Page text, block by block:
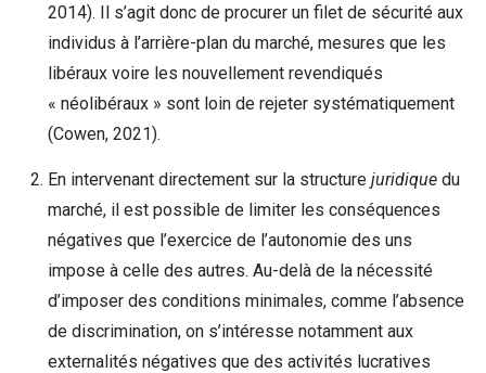
2014). Il s’agit donc de procurer un filet de sécurité aux
individus à l’arrière-plan du marché, mesures que les
libéraux voire les nouvellement revendiqués
« néolibéraux » sont loin de rejeter systématiquement
(Cowen, 2021).
En intervenant directement sur la structure juridiquedu
marché, il est possible de limiter les conséquences
négatives que l’exercice de l’autonomie des uns
impose à celle des autres. Au-delà de la nécessité
d’imposer des conditions minimales, comme l’absence
de discrimination, on s’intéresse notamment aux
externalités négatives que des activités lucratives